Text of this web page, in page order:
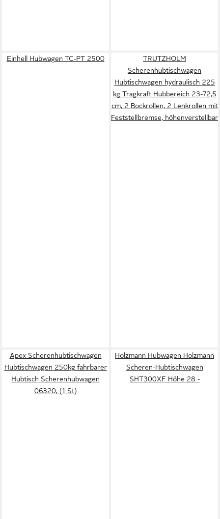
Einhell Hubwagen TC-PT 2500
TRUTZHOLM
Scherenhubtischwagen
Hubtischwagen hydraulisch 225
kg Tragkraft Hubbereich 23-72,5
cm, 2 Bockrollen, 2 Lenkrollen mit
Feststellbremse, höhenverstellbar
Apex Scherenhubtischwagen
Hubtischwagen 250kg fahrbarer
Hubtisch Scherenhubwagen
06320, (1 St)
Holzmann Hubwagen Holzmann
Scheren-Hubtischwagen
SHT300XF Höhe 28 -